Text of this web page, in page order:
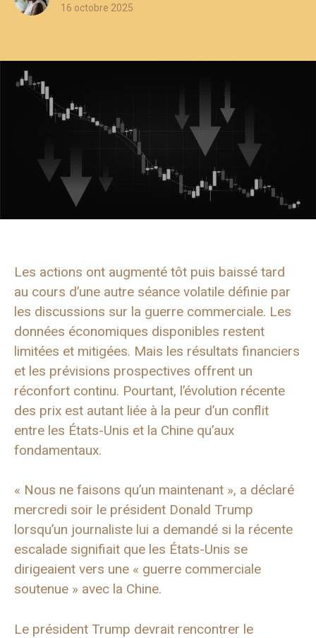
16 octobre 2025
Les actions ont augmenté tôt puis baissé tard
au cours d’une autre séance volatile définie par
les discussions sur la guerre commerciale. Les
données économiques disponibles restent
limitées et mitigées. Mais les résultats financiers
et les prévisions prospectives offrent un
réconfort continu. Pourtant, l’évolution récente
des prix est autant liée à la peur d’un conflit
entre les États-Unis et la Chine qu’aux
fondamentaux.
« Nous ne faisons qu’un maintenant », a déclaré
mercredi soir le président Donald Trump
lorsqu’un journaliste lui a demandé si la récente
escalade signifiait que les États-Unis se
dirigeaient vers une « guerre commerciale
soutenue » avec la Chine.
Le président Trump devrait rencontrer le